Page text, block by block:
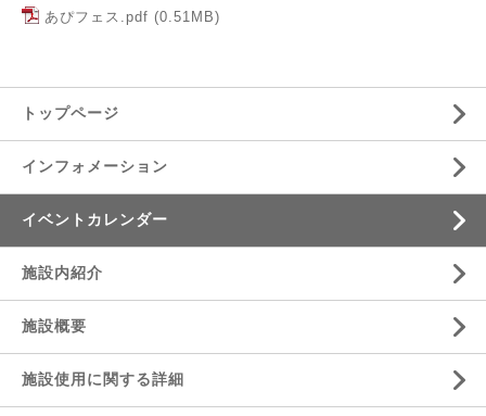
あぴフェス.pdf (0.51MB)
トップページ
インフォメーション
イベントカレンダー
施設内紹介
施設概要
施設使用に関する詳細